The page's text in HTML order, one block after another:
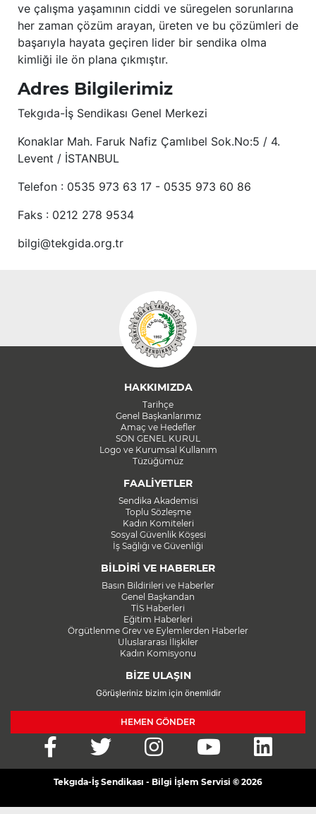
ve çalışma yaşamının ciddi ve süregelen sorunlarına
her zaman çözüm arayan, üreten ve bu çözümleri de
başarıyla hayata geçiren lider bir sendika olma
kimliği ile ön plana çıkmıştır.
Adres Bilgilerimiz
Tekgıda-İş Sendikası Genel Merkezi
Konaklar Mah. Faruk Nafiz Çamlıbel Sok.No:5 / 4.
Levent / İSTANBUL
Telefon : 0535 973 63 17 - 0535 973 60 86
Faks : 0212 278 9534
bilgi@tekgida.org.tr
HAKKIMIZDA
Tarihçe
Genel Başkanlarımız
Amaç ve Hedefler
SON GENEL KURUL
Logo ve Kurumsal Kullanım
Tüzüğümüz
FAALİYETLER
Sendika Akademisi
Toplu Sözleşme
Kadın Komiteleri
Sosyal Güvenlik Köşesi
İş Sağlığı ve Güvenliği
BİLDİRİ VE HABERLER
Basın Bildirileri ve Haberler
Genel Başkandan
TİS Haberleri
Eğitim Haberleri
Örgütlenme Grev ve Eylemlerden Haberler
Uluslararası İlişkiler
Kadın Komisyonu
BİZE ULAŞIN
Görüşleriniz bizim için önemlidir
HEMEN GÖNDER
Tekgıda-İş Sendikası - Bilgi İşlem Servisi © 2026